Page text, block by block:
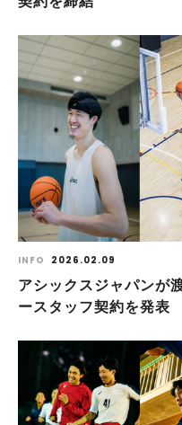
INFO 2026.02.09
アシックスジャパンが
ースタッフ契約を発表